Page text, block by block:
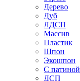
Дерево
Дуб
ЛДСП
Массив
Пластик
Шпон
Экошпон
С патиной
ДСП